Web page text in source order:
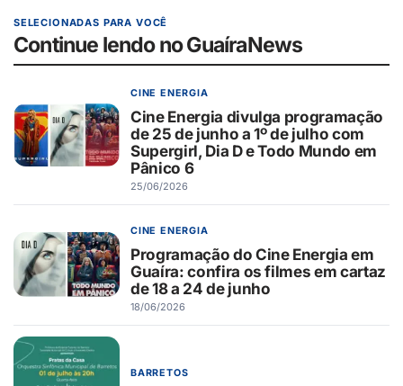
SELECIONADAS PARA VOCÊ
Continue lendo no GuaíraNews
CINE ENERGIA
Cine Energia divulga programação
de 25 de junho a 1º de julho com
Supergirl, Dia D e Todo Mundo em
Pânico 6
25/06/2026
CINE ENERGIA
Programação do Cine Energia em
Guaíra: confira os filmes em cartaz
de 18 a 24 de junho
18/06/2026
BARRETOS